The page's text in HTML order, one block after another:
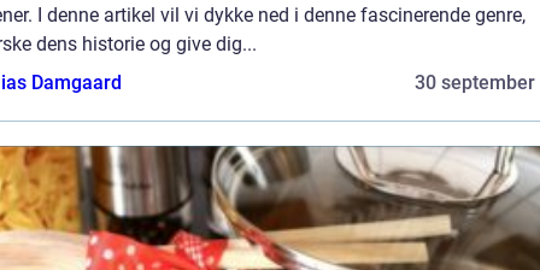
I denne artikel vil vi dykke ned i denne fascinerende genre,
dens historie og give dig...
Damgaard
30 september